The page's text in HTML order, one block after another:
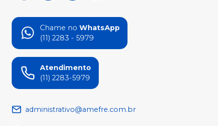
Chame no WhatsApp
(11) 2283 - 5979
Atendimento
(11) 2283-5979
administrativo@amefre.com.br